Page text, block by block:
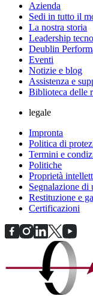
Azienda
Sedi in tutto il
La nostra storia
Leadership
Deublin
Eventi
Notizie e blog
Assistenza e
Biblioteca delle
legale
Impronta
Politica di
Termini e
Politiche
Proprietà
Segnalazione
Restituzione e
Certificazioni